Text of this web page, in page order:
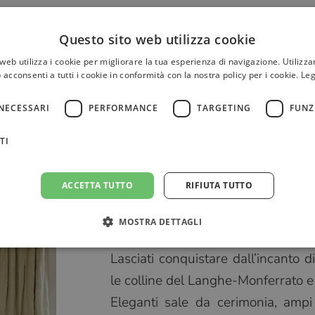
Se desideri rendere unico,
, Relais Sant’Uffizio è
Lasciati conquistare dall’incanto
le colline del Langhe-Monferrato
Eleganti sale da cerimonia,
Questo sito web utilizza cookie
utilizza i cookie per migliorare la tua esperienza di navigazione.
acconsenti a tutti i cookie in conformità con la nostra policy per i cookie.
PERFORMANCE TARGETING
ACCETTA TUTTO RIFIUTA TUTTO
MOSTRA DETTAGLI